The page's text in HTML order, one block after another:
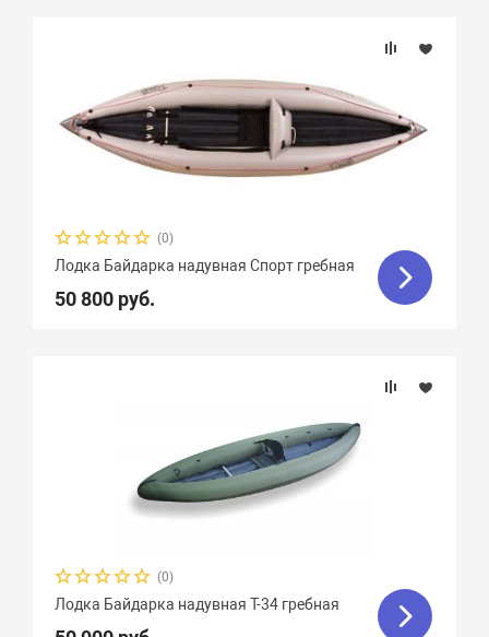
(0)
Лодка Байдарка надувная Спорт гребная
50 800 руб.
(0)
Лодка Байдарка надувная Т-34 гребная